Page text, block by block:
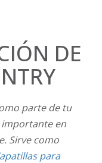
DE
parte de tu
en
Sirve como
para